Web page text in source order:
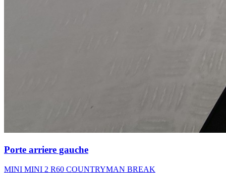
Porte arriere gauche
MINI MINI 2 R60 COUNTRYMAN BREAK